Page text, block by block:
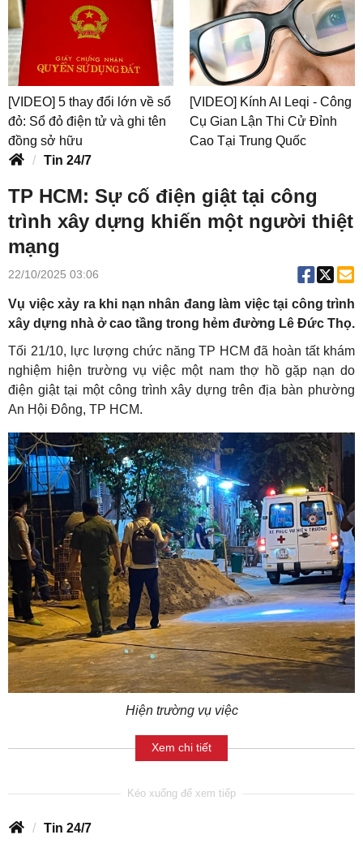
[VIDEO] 5 thay đổi lớn về sổ
đỏ: Sổ đỏ điện tử và ghi tên
đồng sở hữu
[VIDEO] Kính AI Leqi - Công
Cụ Gian Lận Thi Cử Đỉnh
Cao Tại Trung Quốc
Tin 24/7
TP HCM: Sự cố điện giật tại công
trình xây dựng khiến một người thiệt
mạng
22/10/2025 03:06
Vụ việc xảy ra khi nạn nhân đang làm việc tại công trình
xây dựng nhà ở cao tầng trong hẻm đường Lê Đức Thọ.
Tối 21/10, lực lượng chức năng TP HCM đã hoàn tất khám
nghiệm hiện trường vụ việc một nam thợ hồ gặp nạn do
điện giật tại một công trình xây dựng trên địa bàn phường
An Hội Đông, TP HCM.
Hiện trường vụ việc
Xem chi tiết
Tin 24/7